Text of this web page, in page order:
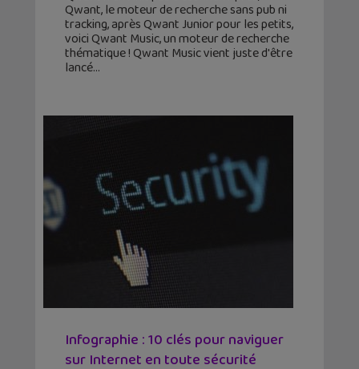
Qwant, le moteur de recherche sans pub ni
tracking, après Qwant Junior pour les petits,
voici Qwant Music, un moteur de recherche
thématique ! Qwant Music vient juste d'être
lancé
Infographie : 10 clés pour naviguer
sur Internet en toute sécurité